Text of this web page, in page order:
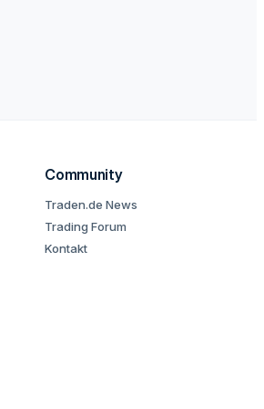
Community
Traden.de News
Trading Forum
Kontakt